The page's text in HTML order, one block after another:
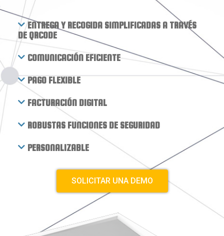
ENTREGA Y RECOGIDA SIMPLIFICADAS A TRAVÉS
DE QRCODE
COMUNICACIÓN EFICIENTE
PAGO FLEXIBLE
FACTURACIÓN DIGITAL
ROBUSTAS FUNCIONES DE SEGURIDAD
PERSONALIZABLE
SOLICITAR UNA DEMO